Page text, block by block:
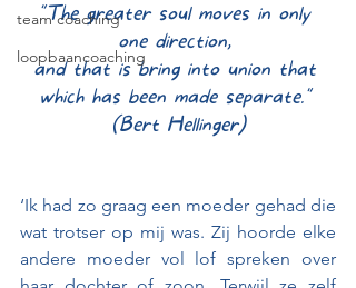
team coaching
loopbaancoaching
"The greater soul moves in only
one direction,
and that is bring into union that
which has been made separate."
(Bert Hellinger)
‘Ik had zo graag een moeder gehad die
wat trotser op mij was. Zij hoorde elke
andere moeder vol lof spreken over